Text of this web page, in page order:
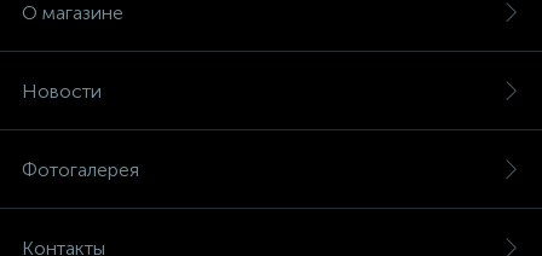
О магазине
Новости
Фотогалерея
Контакты